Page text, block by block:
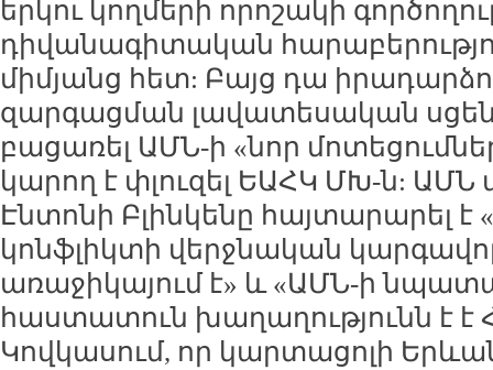
երկու կողմերի որոշակի
դիվանագիտական
միմյանց հետ: Բայց դա
զարգացման լավատեսական
բացառել ԱՄՆ-ի «նոր
կարող է փլուզել ԵԱՀԿ ՄԽ-ն:
Էնտոնի Բլինկենը հայտարարել
կոնֆլիկտի վերջնական
առաջիկայում է» և «ԱՄՆ-ի
հաստատուն խաղաղությունն է է
Կովկասում, որ կարտացոլի